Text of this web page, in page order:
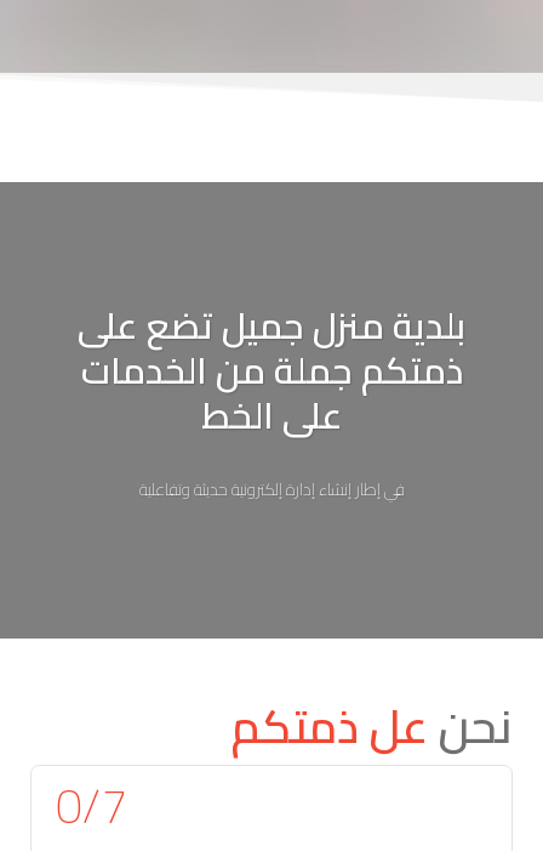
بلدية منزل جميل تضع على
ذمتكم جملة من الخدمات
على الخط
في إطار إنشاء إدارة إلكترونية حديثة وتفاعلية
نحنعل ذمتكم
0/7